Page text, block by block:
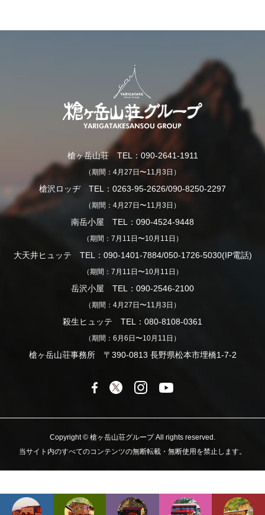
槍ヶ岳山荘 TEL：090-2641-1911
（期間：4月27日〜11月3日）
槍沢ロッヂ TEL：0263-95-2626/090-8250-2297
（期間：4月27日〜11月3日）
南岳小屋 TEL：090-4524-9448
（期間：7月11日〜10月11日）
大天井ヒュッテ TEL：090-1401-7884/050-1726-5030(IP電話)
（期間：7月11日〜10月11日）
岳沢小屋 TEL：090-2546-2100
（期間：4月27日〜11月3日）
殺生ヒュッテ TEL：080-8108-0361
（期間：6月6日〜10月11日）
槍ヶ岳山荘事務所 〒390-0813 長野県松本市埋橋1-7-2
Copyright © 槍ヶ岳山荘グループ All rights reserved.
当サイト内のすべてのコンテンツの無断転載・無断使用を禁止します。